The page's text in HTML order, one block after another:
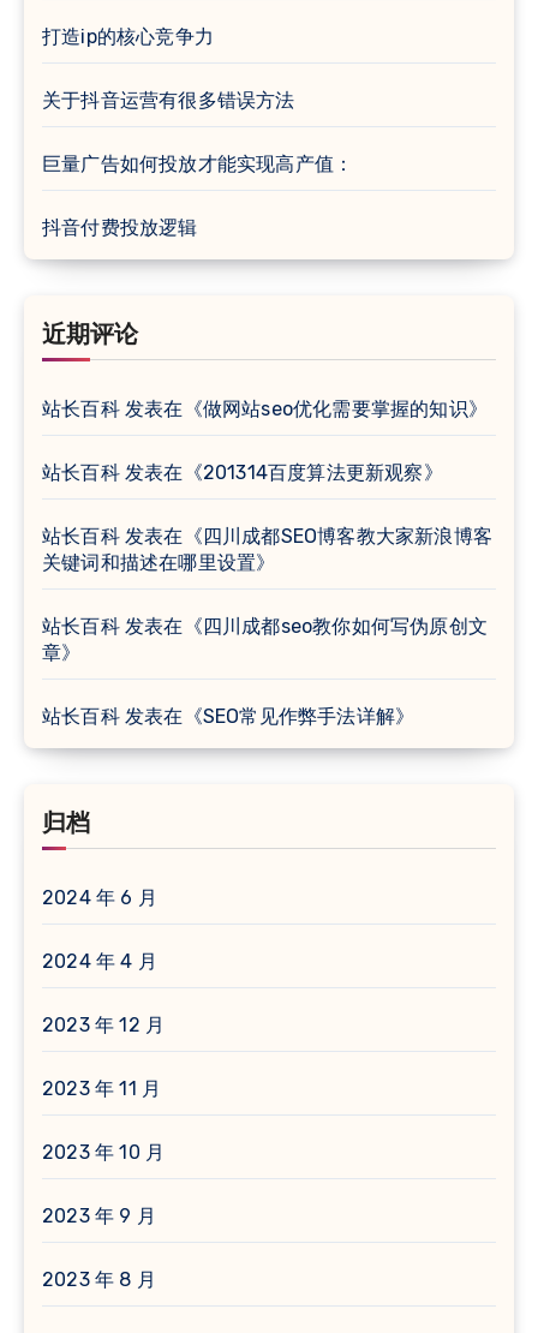
打造ip的核心竞争力
关于抖音运营有很多错误方法
巨量广告如何投放才能实现高产值：
抖音付费投放逻辑
近期评论
站长百科发表在《做网站seo优化需要掌握的知识》
站长百科发表在《201314百度算法更新观察》
站长百科发表在《四川成都SEO博客教大家新浪博客
关键词和描述在哪里设置》
站长百科发表在《四川成都seo教你如何写伪原创文
章》
站长百科发表在《SEO常见作弊手法详解》
归档
2024 年 6 月
2024 年 4 月
2023 年 12 月
2023 年 11 月
2023 年 10 月
2023 年 9 月
2023 年 8 月